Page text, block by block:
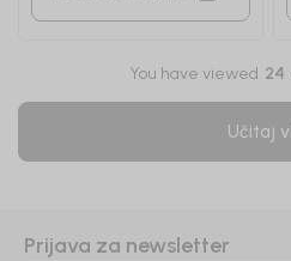
You have viewed 24
Učitaj
Prijava za newsletter